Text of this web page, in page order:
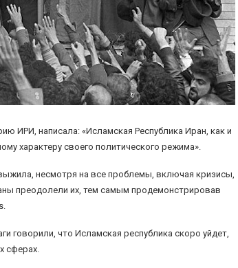
ИРИ, написала: «Исламская Республика Иран, как и
характеру своего политического режима».
несмотря на все проблемы, включая кризисы,
преодолели их, тем самым продемонстрировав
говорили, что Исламская республика скоро уйдет,
сферах.